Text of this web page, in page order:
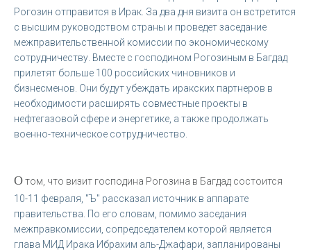
Рогозин отправится в Ирак. За два дня визита он встретится
с высшим руководством страны и проведет заседание
межправительственной комиссии по экономическому
сотрудничеству. Вместе с господином Рогозиным в Багдад
прилетят больше 100 российских чиновников и
бизнесменов. Они будут убеждать иракских партнеров в
необходимости расширять совместные проекты в
нефтегазовой сфере и энергетике, а также продолжать
военно-техническое сотрудничество.
Отом, что визит господина Рогозина в Багдад состоится
10-11 февраля, "Ъ" рассказал источник в аппарате
правительства. По его словам, помимо заседания
межправкомиссии, сопредседателем которой является
глава МИД Ирака Ибрахим аль-Джафари, запланированы